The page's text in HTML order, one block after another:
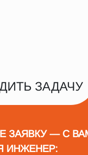
ЗАДАЧУ
ЗАЯВКУ — С
ИНЖЕНЕР: